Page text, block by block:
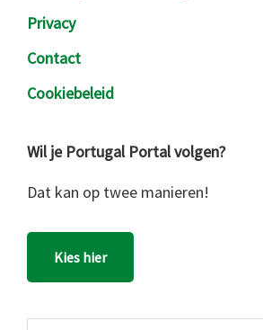
Privacy
Contact
Cookiebeleid
Wil je Portugal Portal volgen?
Dat kan op twee manieren!
Kies hier